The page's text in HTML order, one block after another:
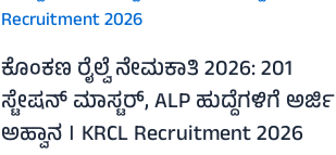
ಕೊಂಕಣ ರೈಲ್ವೆ ನೇಮಕಾತಿ 2026: 201
ಸ್ಟೇಷನ್ ಮಾಸ್ಟರ್, ALP ಹುದ್ದೆಗಳಿಗೆ ಅರ್ಜಿ
ಅಹ್ವಾನ । KRCL Recruitment 2026